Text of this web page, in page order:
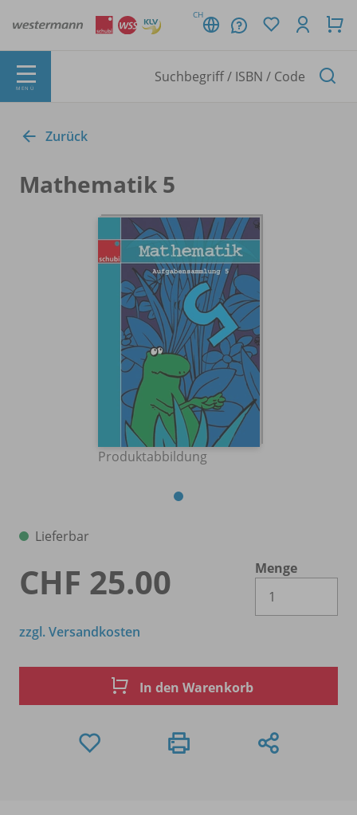
CH
MENÜ
Zurück
Mathematik 5
Produktabbildung
Lieferbar
CHF 25.00
Menge
zzgl. Versandkosten
In den Warenkorb